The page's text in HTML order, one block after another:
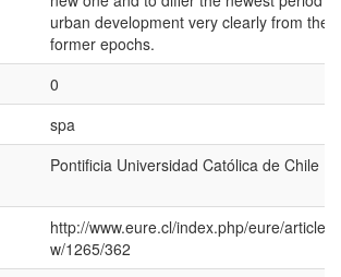
urban development very clearly from the
former epochs.
0
spa
Pontificia Universidad Católica de Chile
http://www.eure.cl/index.php/eure/article/
w/1265/362